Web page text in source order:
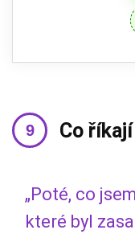
Co
„Poté, co
které byl